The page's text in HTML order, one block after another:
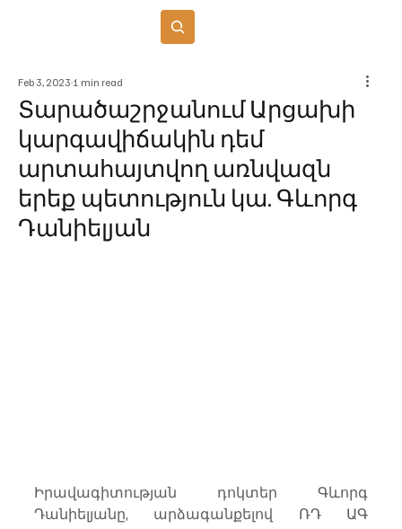
Տարածաշրջանում Արցախի
կարգավիճակին դեմ
արտահայտվող առնվազն
երեք պետություն կա. Գևորգ
Դանիելյան
Feb 3, 2023 1 min read
Իրավագիտության դոկտեր Գևորգ
Դանիելյանը, արձագանքելով ՌԴ ԱԳ